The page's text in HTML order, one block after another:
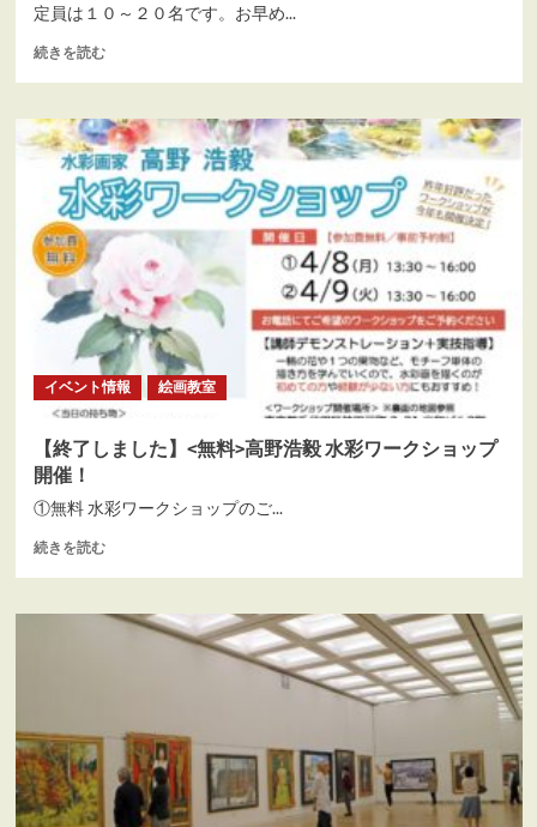
フ
ー
ム）
つ
い
て
さ
ら
に
定員は１０～２０名です。お早め...
続きを読む【終
ま
し
た】
高
野
浩
毅
彩
ワ
ー
ク
シ
ョ
プ！
つ
て
に
イベント情報 絵画教室
【終了しました】<無料>高野浩毅 水彩ワークショップ
開催！
①無料 水彩ワークショップのご...
続きを読む【終
ま
高
野
浩